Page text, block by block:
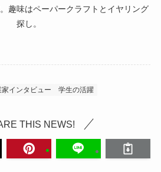
趣味はペーパークラフトとイヤリング
探し。
インタビュー 学生の活躍
THIS NEWS!